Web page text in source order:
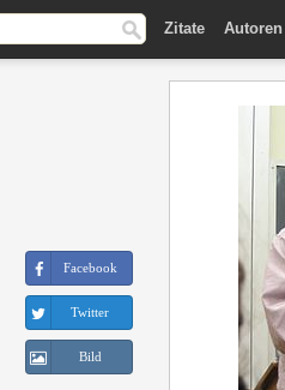
Zitate Autoren
Facebook
Twitter
Bild